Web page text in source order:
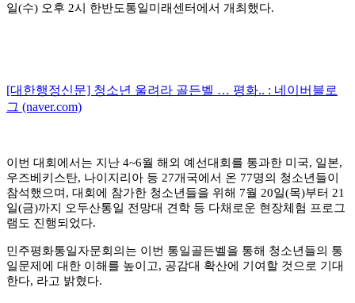
일(수) 오후 2시 한반도통일미래센터에서 개최했다.
[대한행정신문] 청소년 울려라 골든벨 … 평화.. : 네이버블로
그 (naver.com)
이번 대회에서는 지난 4~6월 해외 예선대회를 통과한 미국, 일본,
우즈베키스탄, 나이지리아 등 27개국에서 온 77명의 청소년들이
참석했으며, 대회에 참가한 청소년들을 위해 7월 20일(목)부터 21
일(금)까지 오두산통일 전망대 견학 등 다채로운 현장체험 프로그
램도 진행되었다.
민주평화통일자문회의는 이번 통일골든벨을 통해 청소년들의 통
일문제에 대한 이해를 높이고, 공감대 확산에 기여할 것으로 기대
한다, 라고 밝혔다.